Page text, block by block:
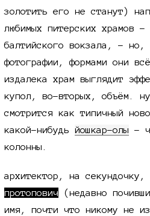
золотить его не станут)
любимых питерских храмов
балтийского вокзала, - но,
фотографии, формами они
издалека храм выглядит
купол, во-вторых, объём.
смотрится как типичный
какой-нибудь йошкар-олы -
колонны.
архитектор, на
протопович (недавно
имя, почти что никому не